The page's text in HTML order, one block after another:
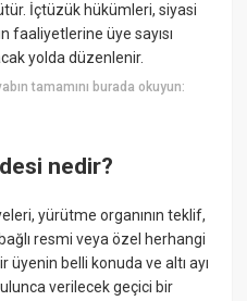
İçtüzük hükümleri, siyasi
faaliyetlerine üye sayısı
yolda düzenlenir.
tamamını burada okuyun:
nedir?
yürütme organının teklif,
resmi veya özel herhangi
belli konuda ve altı ayı
verilecek geçici bir